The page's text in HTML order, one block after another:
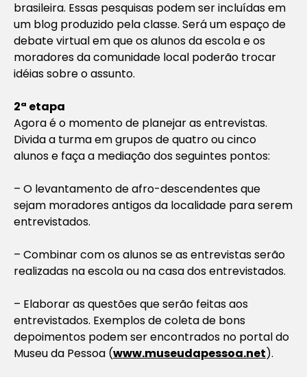
brasileira. Essas pesquisas podem ser incluídas em
um blog produzido pela classe. Será um espaço de
debate virtual em que os alunos da escola e os
moradores da comunidade local poderão trocar
idéias sobre o assunto.
2ª etapa
Agora é o momento de planejar as entrevistas.
Divida a turma em grupos de quatro ou cinco
alunos e faça a mediação dos seguintes pontos:
– O levantamento de afro-descendentes que
sejam moradores antigos da localidade para serem
entrevistados.
– Combinar com os alunos se as entrevistas serão
realizadas na escola ou na casa dos entrevistados.
– Elaborar as questões que serão feitas aos
entrevistados. Exemplos de coleta de bons
depoimentos podem ser encontrados no portal do
Museu da Pessoa (www.museudapessoa.net).